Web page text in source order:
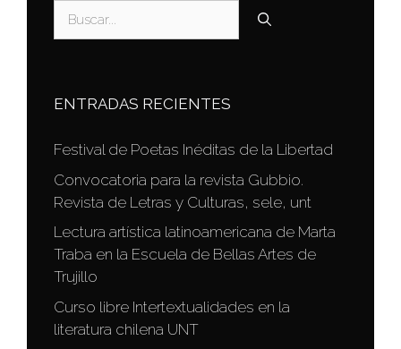
Buscar:
ENTRADAS RECIENTES
Festival de Poetas Inéditas de la Libertad
Convocatoria para la revista Gubbio.
Revista de Letras y Culturas, sele, unt
Lectura artística latinoamericana de Marta
Traba en la Escuela de Bellas Artes de
Trujillo
Curso libre Intertextualidades en la
literatura chilena UNT